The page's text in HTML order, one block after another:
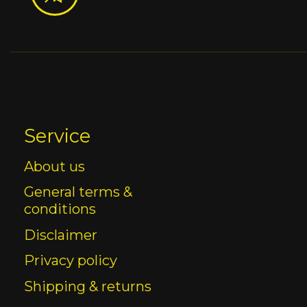
Service
About us
General terms &
conditions
Disclaimer
Privacy policy
Shipping & returns